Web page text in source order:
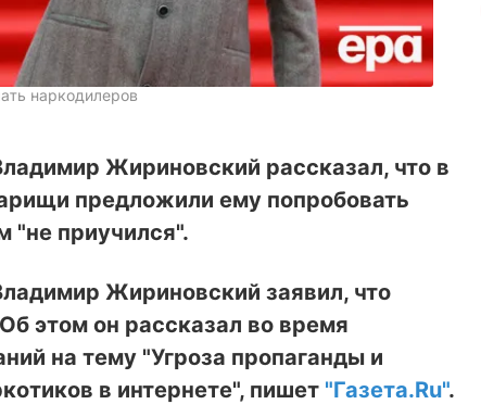
наркодилеров
Жириновский рассказал, что в
предложили ему попробовать
"не приучился".
Жириновский заявил, что
этом он рассказал во время
на тему "Угроза пропаганды и
в интернете", пишет "Газета.Ru".